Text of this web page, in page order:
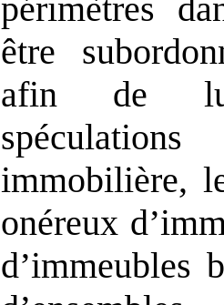
périmètres
être
afin de
immobilière,
onéreux
d’immeubles